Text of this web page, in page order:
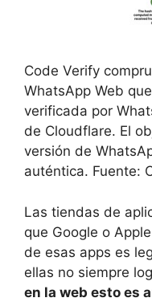
Code Verify
WhatsApp Web
verificada por
de Cloudflare. El
versión de
auténtica. Fuente:
Las tiendas de
que Google o
de esas apps es
ellas no siempre
en la web esto es